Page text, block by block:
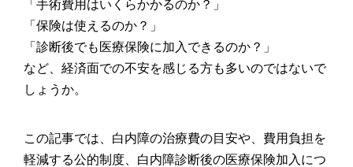
「手術費用はいくらかかるのか？」
「保険は使えるのか？」
「診断後でも医療保険に加入できるのか？」
など、経済面での不安を感じる方も多いのではないで
しょうか。
この記事では、白内障の治療費の目安や、費用負担を
軽減する公的制度、白内障診断後の医療保険加入につ